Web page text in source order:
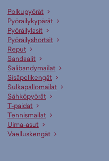
Polkupyörät
Pyöräilykypärät
Pyöräilylasit
Pyöräilyshortsit
Reput
Sandaalit
Salibandymailat
Sisäpelikengät
Sulkapallomailat
Sähköpyörät
T-paidat
Tennismailat
Uima-asut
Vaelluskengät